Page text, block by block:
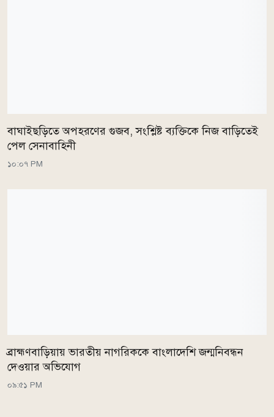
বাঘাইছড়িতে অপহরণের গুজব, সংশ্লিষ্ট ব্যক্তিকে নিজ বাড়িতেই
পেল সেনাবাহিনী
১০:০৭ PM
ব্রাহ্মণবাড়িয়ায় ভারতীয় নাগরিককে বাংলাদেশি জন্মনিবন্ধন
দেওয়ার অভিযোগ
০৯:৫১ PM